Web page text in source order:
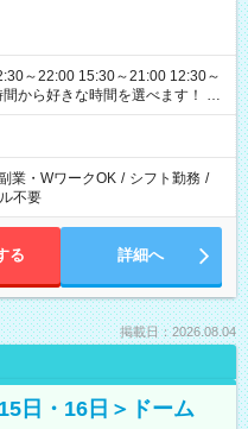
～22:00 15:30～21:00 12:30～
ます
業・WワークOK / シフト勤務 /
不要
る 詳細へ
掲載日：2026.08.04
日・16日＞ドーム